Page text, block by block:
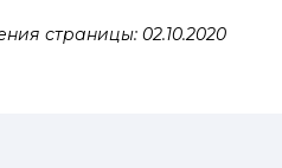
страницы: 02.10.2020